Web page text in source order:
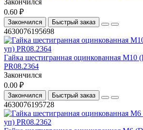
0.60 ₽
Закончился Быстрый заказ
4630076195698
Гайка шестигранная оцинкованная М10
PR08.2364
Закончился
0.00 ₽
Закончился Быстрый заказ
4630076195728